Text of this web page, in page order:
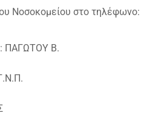
Νοσοκομείου στο τηλέφωνο:
ΠΑΓΩΤΟΥ Β.